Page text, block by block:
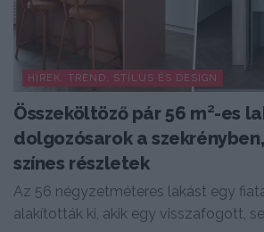
HÍREK, TREND, STÍLUS ÉS DESIGN
Összeköltöző pár 56 m²-es
dolgozósarok a
színes részletek
Az 56 négyzetméteres lakást egy
alakították ki, akik egy visszafogott,